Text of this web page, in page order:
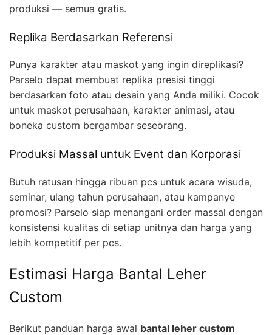
produksi — semua gratis.
Replika Berdasarkan Referensi
Punya karakter atau maskot yang ingin direplikasi?
Parselo dapat membuat replika presisi tinggi
berdasarkan foto atau desain yang Anda miliki. Cocok
untuk maskot perusahaan, karakter animasi, atau
boneka custom bergambar seseorang.
Produksi Massal untuk Event dan Korporasi
Butuh ratusan hingga ribuan pcs untuk acara wisuda,
seminar, ulang tahun perusahaan, atau kampanye
promosi? Parselo siap menangani order massal dengan
konsistensi kualitas di setiap unitnya dan harga yang
lebih kompetitif per pcs.
Estimasi Harga Bantal Leher
Custom
Berikut panduan harga awal bantal leher custom